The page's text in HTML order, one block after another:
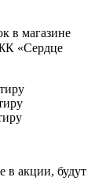
в магазине
«Сердце
в акции, будут